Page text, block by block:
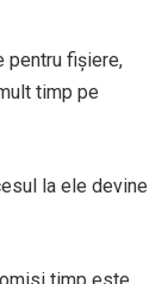
pentru fișiere,
timp pe
la ele devine